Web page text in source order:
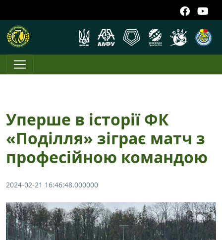
Уперше в історії ФК
«Поділля» зіграє матч з
професійною командою
2024-02-21 16:46:48.000000